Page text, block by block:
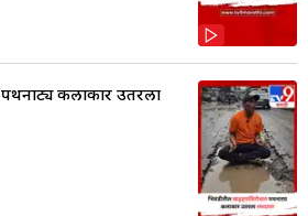
कलाकार उतरला